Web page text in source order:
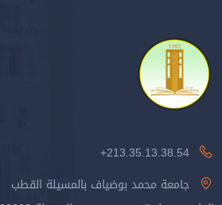
213.35.13.38.54+
جامعة محمد بوضياف بالمسيلة القطب